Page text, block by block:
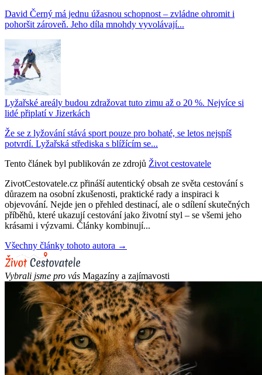
David Černý má jednu úžasnou schopnost – zvládne ohromit i
pohoršit zároveň. Jeho díla mnohdy vyvolávají...
Lyžařské areály budou zdražovat tuto zimu až o 20 %. Nejvíce si
lidé připlatí v Jizerkách
Že se z lyžování stává sport pouze pro bohaté, se letos nejspíš
potvrdí. Lyžařská střediska s blížícím se...
Tento článek byl publikován ze zdrojů Život cestovatele
ZivotCestovatele.cz přináší autentický obsah ze světa cestování s
důrazem na osobní zkušenosti, praktické rady a inspiraci k
objevování. Nejde jen o přehled destinací, ale o sdílení skutečných
příběhů, které ukazují cestování jako životní styl – se všemi jeho
krásami i výzvami. Články kombinují...
Všechny články tohoto autora →
Vybrali jsme pro vás Magazíny a zajímavosti